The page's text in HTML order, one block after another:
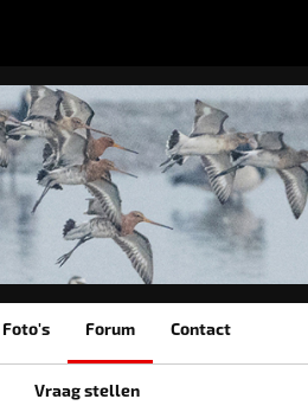
Foto's Forum Contact
Vraag stellen